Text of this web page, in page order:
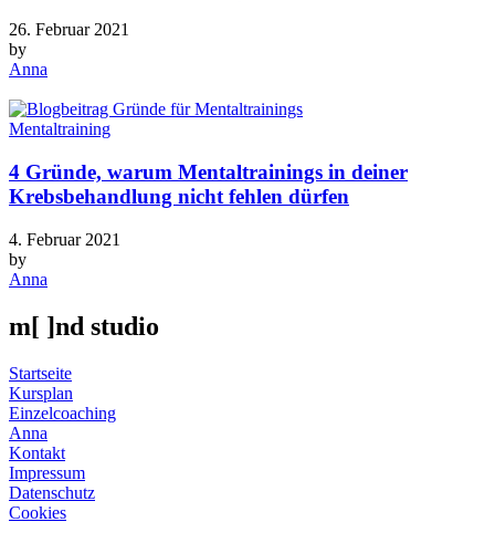
26. Februar 2021
by
Anna
Mentaltraining
4 Gründe, warum Mentaltrainings in deiner
Krebsbehandlung nicht fehlen dürfen
4. Februar 2021
by
Anna
m[ ]nd studio
Startseite
Kursplan
Einzelcoaching
Anna
Kontakt
Impressum
Datenschutz
Cookies